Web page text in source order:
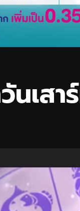
นเสา